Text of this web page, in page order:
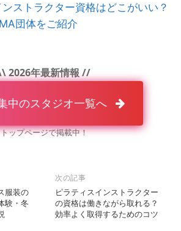
ストラクター資格はどこがいい？
団体をご紹介
2026年最新情報 //
中のスタジオ一覧へ
トップページで掲載中！
服装の
験・冬
次の記事
ピラティスインストラクター
の資格は働きながら取れる？
効率よく取得するためのコツ